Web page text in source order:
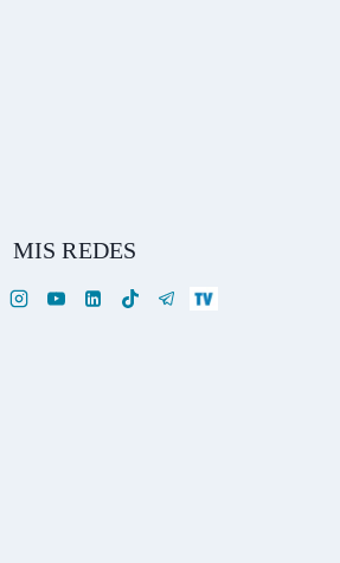
MIS REDES